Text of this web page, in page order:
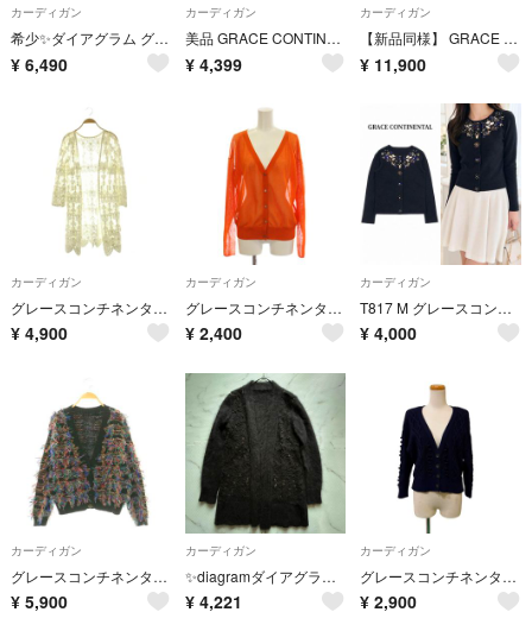
カーディガン
希少✨ダイアグラム グレースコンチネンタル モヘヤ チェック ロング ニットカーディガン 36 ブラウン ガウン 日本製 アウター
¥ 6,490
カーディガン
美品 GRACE CONTINENTAL グレースコンチネンタル パールボタン ケーブル編み カーディガン 36 ベージュ レディース 古着 中古 USED
¥ 4,399
カーディガン
【新品同様】 GRACE CONTINENTAL グレースコンチネンタル ニットロングカーディガン 2way ワンピース 透かし柄編み レース ポリエステル リネン グリーン レディース 36 b02328
¥ 11,900
カーディガン
グレースコンチネンタル レース ロングカーディガン チュール 総柄 36 白
¥ 4,900
カーディガン
グレースコンチネンタル カーディガン 36 オレンジ シアー Vネック 長袖
¥ 2,400
カーディガン
T817 M グレースコンチネンタル ビジュー 可愛い カーディガン レディース
¥ 4,000
カーディガン
グレースコンチネンタル マルチフリンジニットカーディガン 長袖 36 ブラック
¥ 5,900
カーディガン
✨diagramダイアグラムグレースコンチネンタル アンゴラカーディガンHN57
¥ 4,221
カーディガン
グレースコンチネンタル GRACE CONTINENTAL カーディガン
¥ 2,900